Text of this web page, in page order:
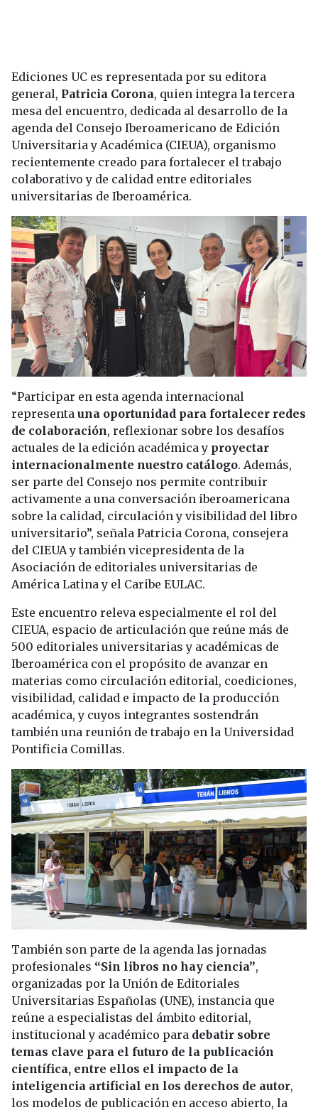
Ediciones UC es representada por su editora
general, Patricia Corona, quien integra la tercera
mesa del encuentro, dedicada al desarrollo de la
agenda del Consejo Iberoamericano de Edición
Universitaria y Académica (CIEUA), organismo
recientemente creado para fortalecer el trabajo
colaborativo y de calidad entre editoriales
universitarias de Iberoamérica.
“Participar en esta agenda internacional
representa una oportunidad para fortalecer redes
de colaboración, reflexionar sobre los desafíos
actuales de la edición académica y proyectar
internacionalmente nuestro catálogo. Además,
ser parte del Consejo nos permite contribuir
activamente a una conversación iberoamericana
sobre la calidad, circulación y visibilidad del libro
universitario”, señala Patricia Corona, consejera
del CIEUA y también vicepresidenta de la
Asociación de editoriales universitarias de
América Latina y el Caribe EULAC.
Este encuentro releva especialmente el rol del
CIEUA, espacio de articulación que reúne más de
500 editoriales universitarias y académicas de
Iberoamérica con el propósito de avanzar en
materias como circulación editorial, coediciones,
visibilidad, calidad e impacto de la producción
académica, y cuyos integrantes sostendrán
también una reunión de trabajo en la Universidad
Pontificia Comillas.
También son parte de la agenda las jornadas
profesionales “Sin libros no hay ciencia”,
organizadas por la Unión de Editoriales
Universitarias Españolas (UNE), instancia que
reúne a especialistas del ámbito editorial,
institucional y académico para debatir sobre
temas clave para el futuro de la publicación
científica, entre ellos el impacto de la
inteligencia artificial en los derechos de autor,
los modelos de publicación en acceso abierto, la